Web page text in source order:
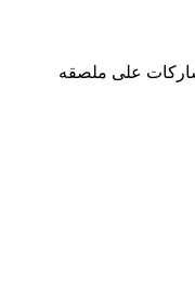
على ملصقه